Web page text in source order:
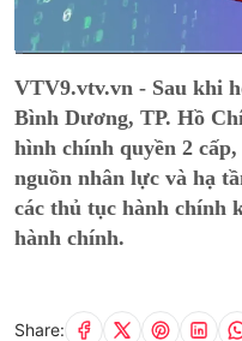
Time
VTV9.vtv.vn - Sau khi
Bình Dương, TP. Hồ
hình chính quyền 2
nguồn nhân lực và hạ
các thủ tục hành chính
hành chính.
Share: